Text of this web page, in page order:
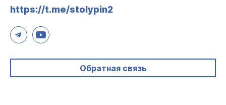
https://t.me/stolypin2
Обратная связь